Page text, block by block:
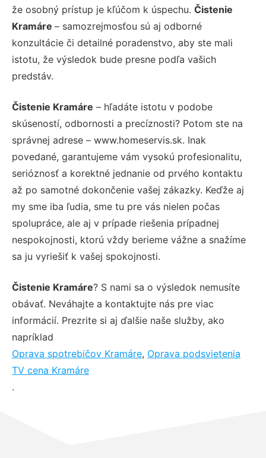
že osobný prístup je kľúčom k úspechu. Čistenie
Kramáre – samozrejmosťou sú aj odborné
konzultácie či detailné poradenstvo, aby ste mali
istotu, že výsledok bude presne podľa vašich
predstáv.
Čistenie Kramáre – hľadáte istotu v podobe
skúseností, odbornosti a precíznosti? Potom ste na
správnej adrese – www.homeservis.sk. Inak
povedané, garantujeme vám vysokú profesionalitu,
serióznosť a korektné jednanie od prvého kontaktu
až po samotné dokončenie vašej zákazky. Keďže aj
my sme iba ľudia, sme tu pre vás nielen počas
spolupráce, ale aj v prípade riešenia prípadnej
nespokojnosti, ktorú vždy berieme vážne a snažíme
sa ju vyriešiť k vašej spokojnosti.
Čistenie Kramáre? S nami sa o výsledok nemusíte
obávať. Neváhajte a kontaktujte nás pre viac
informácií. Prezrite si aj ďalšie naše služby, ako
napríklad
Oprava spotrebičov Kramáre, Oprava podsvietenia
TV cena Kramáre
.